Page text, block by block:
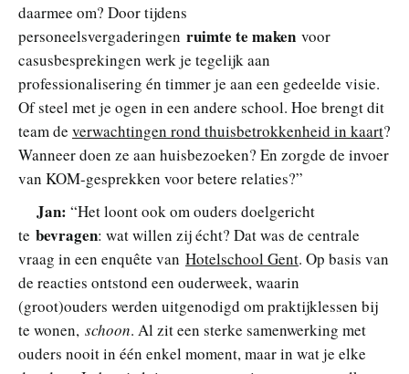
daarmee om? Door tijdens
personeelsvergaderingen ruimte te maken voor
casusbesprekingen werk je tegelijk aan
professionalisering én timmer je aan een gedeelde visie.
Of steel met je ogen in een andere school. Hoe brengt dit
team de verwachtingen rond thuisbetrokkenheid in kaart?
Wanneer doen ze aan huisbezoeken? En zorgde de invoer
van KOM-gesprekken voor betere relaties?”
Jan: “Het loont ook om ouders doelgericht
te bevragen: wat willen zij écht? Dat was de centrale
vraag in een enquête van Hotelschool Gent. Op basis van
de reacties ontstond een ouderweek, waarin
(groot)ouders werden uitgenodigd om praktijklessen bij
te wonen, schoon. Al zit een sterke samenwerking met
ouders nooit in één enkel moment, maar in wat je elke